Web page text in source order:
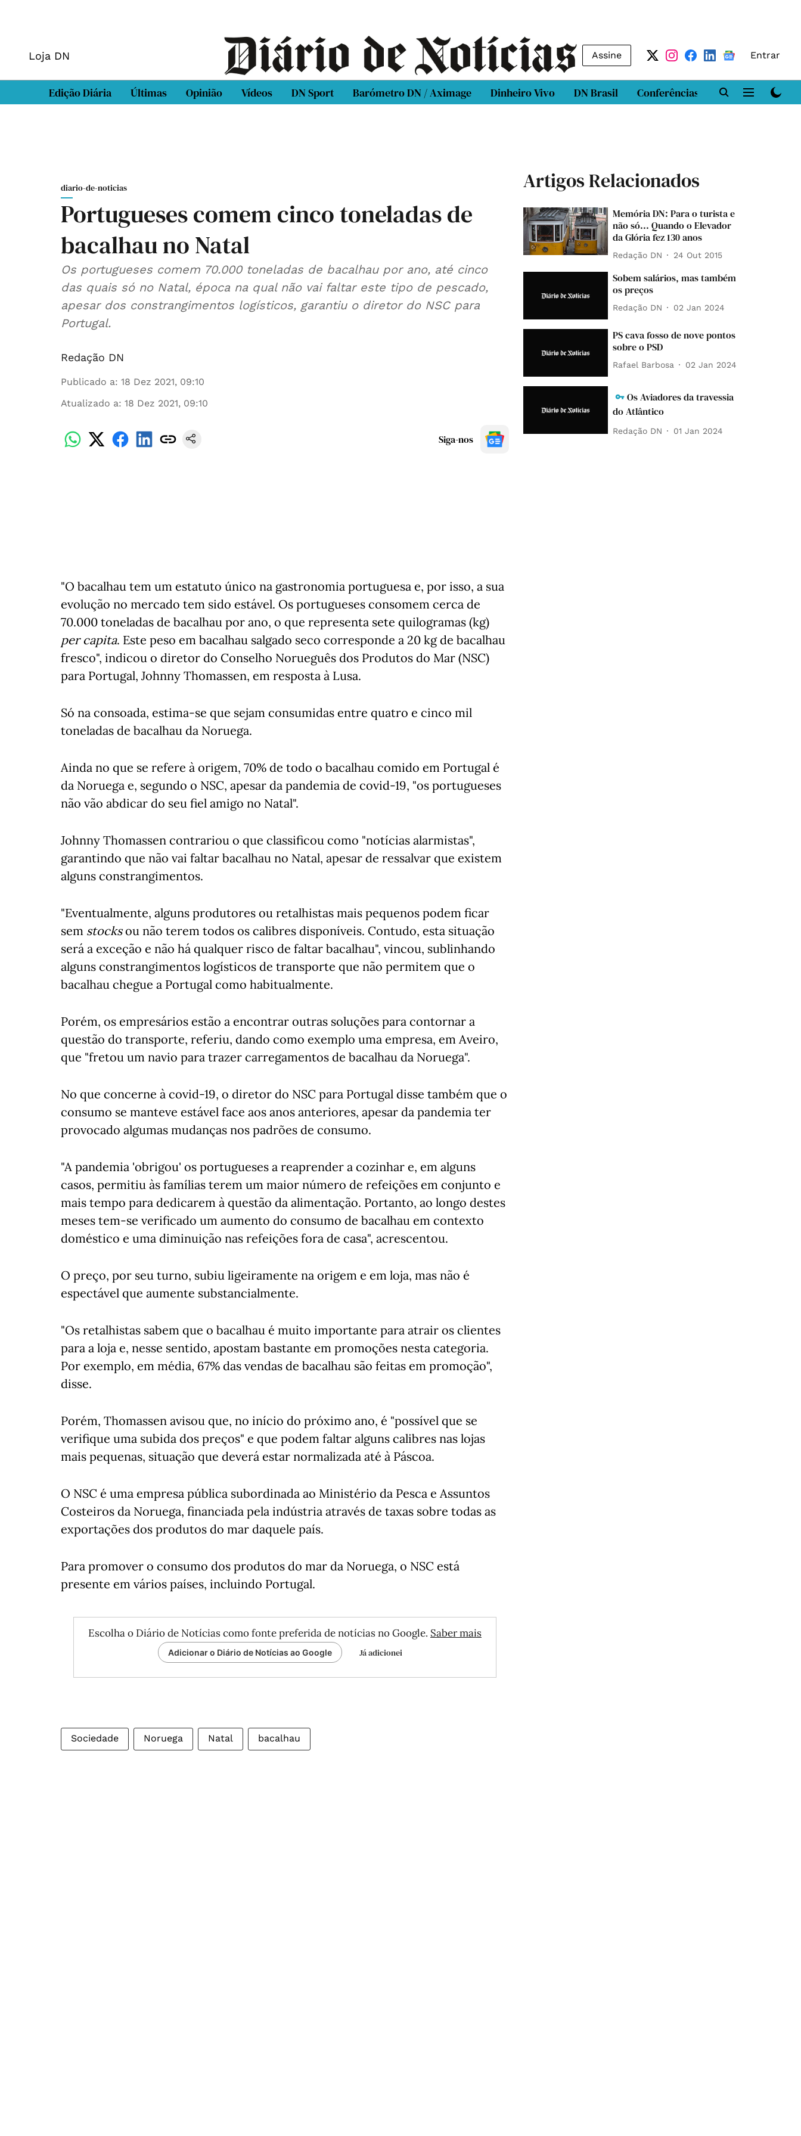
Loja DN Assine Entrar
Edição Diária Últimas Opinião Vídeos DN Sport Barómetro DN / Aximage Dinheiro Vivo DN Brasil Conferências DN LAB
diario-de-noticias
Portugueses comem cinco toneladas de
bacalhau no Natal
Os portugueses comem 70.000 toneladas de bacalhau por ano, até cinco
das quais só no Natal, época na qual não vai faltar este tipo de pescado,
apesar dos constrangimentos logísticos, garantiu o diretor do NSC para
Portugal.
Redação DN
Publicado a: 18 Dez 2021, 09:10
Atualizado a: 18 Dez 2021, 09:10
Siga-nos
"O bacalhau tem um estatuto único na gastronomia portuguesa e, por isso, a sua
evolução no mercado tem sido estável. Os portugueses consomem cerca de
70.000 toneladas de bacalhau por ano, o que representa sete quilogramas (kg)
per capita. Este peso em bacalhau salgado seco corresponde a 20 kg de bacalhau
fresco", indicou o diretor do Conselho Norueguês dos Produtos do Mar (NSC)
para Portugal, Johnny Thomassen, em resposta à Lusa.
Só na consoada, estima-se que sejam consumidas entre quatro e cinco mil
toneladas de bacalhau da Noruega.
Ainda no que se refere à origem, 70% de todo o bacalhau comido em Portugal é
da Noruega e, segundo o NSC, apesar da pandemia de covid-19, "os portugueses
não vão abdicar do seu fiel amigo no Natal".
Johnny Thomassen contrariou o que classificou como "notícias alarmistas",
garantindo que não vai faltar bacalhau no Natal, apesar de ressalvar que existem
alguns constrangimentos.
"Eventualmente, alguns produtores ou retalhistas mais pequenos podem ficar
sem stocksou não terem todos os calibres disponíveis. Contudo, esta situação
será a exceção e não há qualquer risco de faltar bacalhau", vincou, sublinhando
alguns constrangimentos logísticos de transporte que não permitem que o
bacalhau chegue a Portugal como habitualmente.
Porém, os empresários estão a encontrar outras soluções para contornar a
questão do transporte, referiu, dando como exemplo uma empresa, em Aveiro,
que "fretou um navio para trazer carregamentos de bacalhau da Noruega".
No que concerne à covid-19, o diretor do NSC para Portugal disse também que o
consumo se manteve estável face aos anos anteriores, apesar da pandemia ter
provocado algumas mudanças nos padrões de consumo.
"A pandemia 'obrigou' os portugueses a reaprender a cozinhar e, em alguns
casos, permitiu às famílias terem um maior número de refeições em conjunto e
mais tempo para dedicarem à questão da alimentação. Portanto, ao longo destes
meses tem-se verificado um aumento do consumo de bacalhau em contexto
doméstico e uma diminuição nas refeições fora de casa", acrescentou.
O preço, por seu turno, subiu ligeiramente na origem e em loja, mas não é
espectável que aumente substancialmente.
"Os retalhistas sabem que o bacalhau é muito importante para atrair os clientes
para a loja e, nesse sentido, apostam bastante em promoções nesta categoria.
Por exemplo, em média, 67% das vendas de bacalhau são feitas em promoção",
disse.
Porém, Thomassen avisou que, no início do próximo ano, é "possível que se
verifique uma subida dos preços" e que podem faltar alguns calibres nas lojas
mais pequenas, situação que deverá estar normalizada até à Páscoa.
O NSC é uma empresa pública subordinada ao Ministério da Pesca e Assuntos
Costeiros da Noruega, financiada pela indústria através de taxas sobre todas as
exportações dos produtos do mar daquele país.
Para promover o consumo dos produtos do mar da Noruega, o NSC está
presente em vários países, incluindo Portugal.
Escolha o Diário de Notícias como fonte preferida de notícias no Google. Saber mais
Adicionar o Diário de Notícias ao Google Já adicionei
Sociedade Noruega Natal bacalhau
Artigos Relacionados
Memória DN: Para o turista e
não só... Quando o Elevador
da Glória fez 130 anos
Redação DN 24 Out 2015
Sobem salários, mas também
os preços
Redação DN 02 Jan 2024
PS cava fosso de nove pontos
sobre o PSD
Rafael Barbosa 02 Jan 2024
Os Aviadores da travessia
do Atlântico
Redação DN 01 Jan 2024